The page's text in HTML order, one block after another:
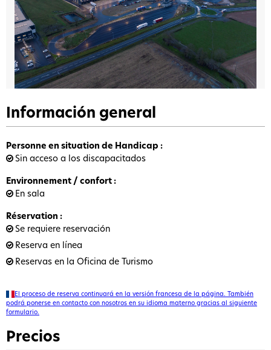
Información general
Personne en situation de Handicap :
Sin acceso a los discapacitados
Environnement / confort :
En sala
Réservation :
Se requiere reservación
Reserva en línea
Reservas en la Oficina de Turismo
El proceso de reserva continuará en la versión francesa de la página. También
podrá ponerse en contacto con nosotros en su idioma materno gracias al siguiente
formulario.
Precios